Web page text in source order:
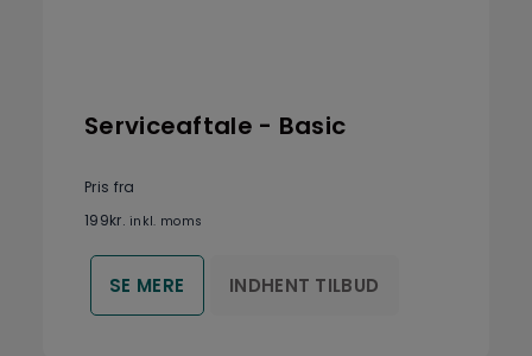
Serviceaftale - Basic
Pris fra
199kr. inkl. moms
SE MERE INDHENT TILBUD